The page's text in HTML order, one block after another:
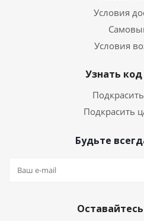
Условия
Условия
Узнать
Подкрасить
Будьте